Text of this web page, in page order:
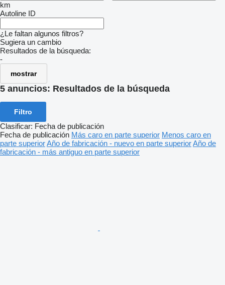
km
Autoline ID
¿Le faltan algunos filtros?
Sugiera un cambio
Resultados de la búsqueda:
-
mostrar
5 anuncios: Resultados de la búsqueda
Filtro
Clasificar: Fecha de publicación
Fecha de publicación Más caro en parte superior Menos caro en
parte superiorAño de fabricación - nuevo en parte superiorAño de
fabricación - más antiguo en parte superior